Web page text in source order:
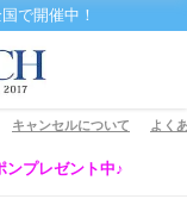
で開催中！
キャンセルについて よく
ンプレゼント中♪